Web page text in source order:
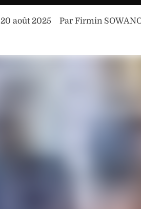
20 août 2025 Par Firmin